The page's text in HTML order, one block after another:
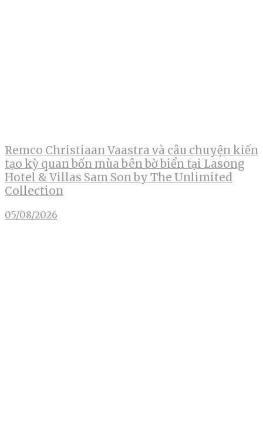
Remco Christiaan Vaastra và câu chuyện kiến
tạo kỳ quan bốn mùa bên bờ biển tại Lasong
Hotel & Villas Sam Son by The Unlimited
Collection
05/08/2026